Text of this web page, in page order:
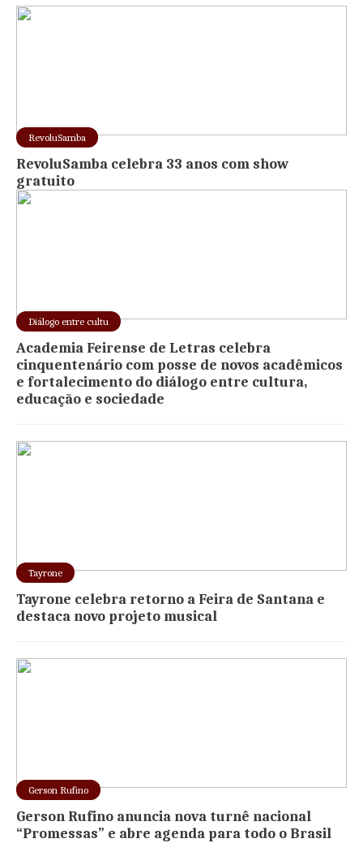
RevoluSamba
RevoluSamba celebra 33 anos com show
gratuito
Diálogo entre cultu
Academia Feirense de Letras celebra
cinquentenário com posse de novos acadêmicos
e fortalecimento do diálogo entre cultura,
educação e sociedade
Tayrone
Tayrone celebra retorno a Feira de Santana e
destaca novo projeto musical
Gerson Rufino
Gerson Rufino anuncia nova turnê nacional
“Promessas” e abre agenda para todo o Brasil